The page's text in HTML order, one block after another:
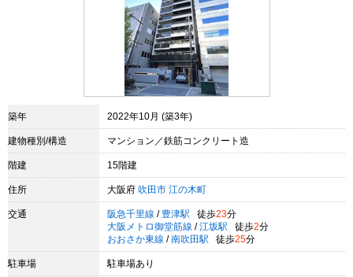
築年 2022年10月 (築3年)
建物種別/構造 マンション／鉄筋コンクリート造
階建 15階建
住所 大阪府 吹田市 江の木町
交通 阪急千里線 / 豊津駅 徒歩23分
大阪メトロ御堂筋線 / 江坂駅 徒歩2分
おおさか東線 / 南吹田駅 徒歩25分
駐車場 駐車場あり